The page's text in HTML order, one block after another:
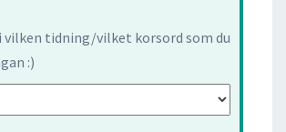
vilken tidning/vilket korsord som du
:)